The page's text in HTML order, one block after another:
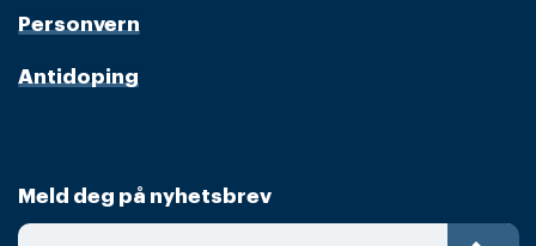
Personvern
Antidoping
Meld deg på nyhetsbrev